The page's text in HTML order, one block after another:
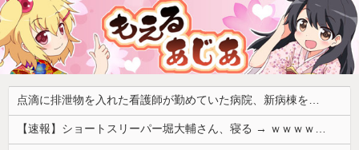
点滴に排泄物を入れた看護師が勤めていた病院、新病棟を建てたばかりなのに近隣住民の総スカンを食らった結果……
【速報】ショートスリーパー堀大輔さん、寝る → ｗｗｗｗｗｗｗｗｗｗｗｗｗｗｗｗ